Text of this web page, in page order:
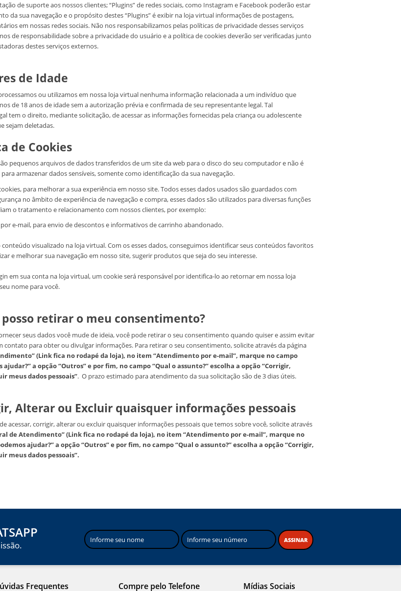
de suporte aos nossos clientes; “Plugins” de redes sociais, como Instagram e Facebook poderão estar
da sua navegação e o propósito destes “Plugins” é exibir na loja virtual informações de postagens,
em nossas redes sociais. Não nos responsabilizamos pelas políticas de privacidade desses serviços
de responsabilidade sobre a privacidade do usuário e a política de cookies deverão ser verificadas junto
destes serviços externos.
de Idade
ou utilizamos em nossa loja virtual nenhuma informação relacionada a um indivíduo que
de 18 anos de idade sem a autorização prévia e confirmada de seu representante legal. Tal
tem o direito, mediante solicitação, de acessar as informações fornecidas pela criança ou adolescente
sejam deletadas.
de Cookies
pequenos arquivos de dados transferidos de um site da web para o disco do seu computador e não é
armazenar dados sensíveis, somente como identificação da sua navegação.
para melhorar a sua experiência em nosso site. Todos esses dados usados são guardados com
no âmbito de experiência de navegação e compra, esses dados são utilizados para diversas funções
o tratamento e relacionamento com nossos clientes, por exemplo:
e-mail, para envio de descontos e informativos de carrinho abandonado.
visualizado na loja virtual. Com os esses dados, conseguimos identificar seus conteúdos favoritos
e melhorar sua navegação em nosso site, sugerir produtos que seja do seu interesse.
em sua conta na loja virtual, um cookie será responsável por identifica-lo ao retornar em nossa loja
nome para você.
posso retirar o meu consentimento?
seus dados você mude de ideia, você pode retirar o seu consentimento quando quiser e assim evitar
contato para obter ou divulgar informações. Para retirar o seu consentimento, solicite através da página
(Link fica no rodapé da loja), no item “Atendimento por e-mail”, marque no campo
ajudar?” a opção “Outros” e por fim, no campo “Qual o assunto?” escolha a opção “Corrigir,
meus dados pessoais”. O prazo estimado para atendimento da sua solicitação são de 3 dias úteis.
Alterar ou Excluir quaisquer informações pessoais
acessar, corrigir, alterar ou excluir quaisquer informações pessoais que temos sobre você, solicite através
de Atendimento” (Link fica no rodapé da loja), no item “Atendimento por e-mail”, marque no
ajudar?” a opção “Outros” e por fim, no campo “Qual o assunto?” escolha a opção “Corrigir,
meus dados pessoais”.
ASSINAR
Frequentes Compre pelo Telefone Mídias Sociais